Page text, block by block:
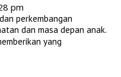
pm
perkembangan
dan masa depan anak.
yang